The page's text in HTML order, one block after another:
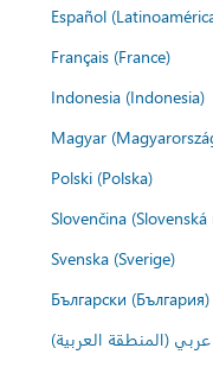
Español
Français (France)
Indonesia (Indonesia)
Magyar
Polski (Polska)
Slovenčina
Svenska (Sverige)
Български (България)
عربي (المنطقة العربية)